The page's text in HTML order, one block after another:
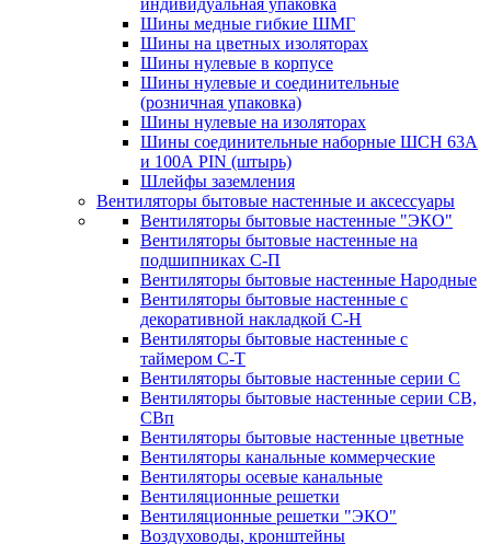
индивидуальная упаковка
Шины медные гибкие ШМГ
Шины на цветных изоляторах
Шины нулевые в корпусе
Шины нулевые и соединительные
(розничная упаковка)
Шины нулевые на изоляторах
Шины соединительные наборные ШСН 63A
и 100А PIN (штырь)
Шлейфы заземления
Вентиляторы бытовые настенные и аксессуары
Вентиляторы бытовые настенные "ЭКО"
Вентиляторы бытовые настенные на
подшипниках С-П
Вентиляторы бытовые настенные Народные
Вентиляторы бытовые настенные с
декоративной накладкой С-Н
Вентиляторы бытовые настенные с
таймером С-Т
Вентиляторы бытовые настенные серии С
Вентиляторы бытовые настенные серии СВ,
СВп
Вентиляторы бытовые настенные цветные
Вентиляторы канальные коммерческие
Вентиляторы осевые канальные
Вентиляционные решетки
Вентиляционные решетки "ЭКО"
Воздуховоды, кронштейны